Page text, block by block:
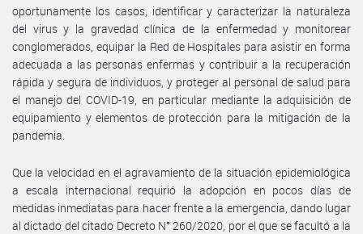
oportunamente los casos, identificar y caracterizar la naturaleza
del virus y la gravedad clínica de la enfermedad y monitorear
conglomerados, equipar la Red de Hospitales para asistir en forma
adecuada a las personas enfermas y contribuir a la recuperación
rápida y segura de individuos, y proteger al personal de salud para
el manejo del COVID-19, en particular mediante la adquisición de
equipamiento y elementos de protección para la mitigación de la
pandemia.
Que la velocidad en el agravamiento de la situación epidemiológica
a escala internacional requirió la adopción en pocos días de
medidas inmediatas para hacer frente a la emergencia, dando lugar
al dictado del citado Decreto N° 260/2020, por el que se facultó a la